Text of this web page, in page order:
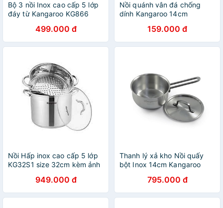
Bộ 3 nồi Inox cao cấp 5 lớp
đáy từ Kangaroo KG866
KG876L KG878 KG3CS3
KG121 chính hãng
499.000 đ
Nồi quánh vân đá chống
dính Kangaroo 14cm
159.000 đ
Nồi Hấp inox cao cấp 5 lớp
KG32S1 size 32cm kèm ảnh
949.000 đ
Thanh lý xả kho Nồi quấy
bột Inox 14cm Kangaroo
795.000 đ